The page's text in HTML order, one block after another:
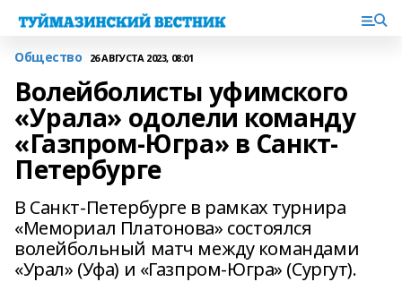
Общество 26 АВГУСТА 2023, 08:01
Волейболисты уфимского
«Урала» одолели команду
«Газпром-Югра» в Санкт-
Петербурге
В Санкт-Петербурге в рамках турнира
«Мемориал Платонова» состоялся
волейбольный матч между командами
«Урал» (Уфа) и «Газпром-Югра» (Сургут).